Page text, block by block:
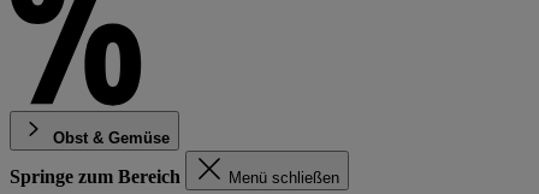
Obst & Gemüse
Springe zum Bereich Menü schließen